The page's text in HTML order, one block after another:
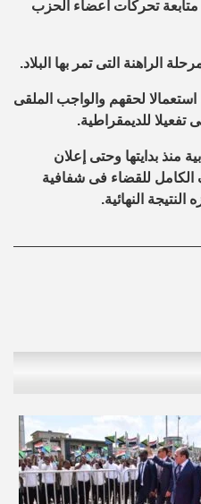
تحركات أعضاء الحزب
الراهنة التى تمر بها البلاد.
لحقهم والواجب الملقى
تفعيلا للديمقراطية.
منذ بدايتها وحتى إعلان
ستتم العملية تحت الإشراف الكامل للقضاء فى شفافية
النهائية.